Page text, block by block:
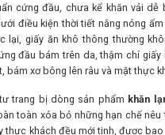
cứng đầu, chưa kể khăn vải dễ
điều kiện thời tiết nắng nóng
lại, giấy ăn khô thông thường
đầu bám trên da, thậm chí giấy
bám xơ bông lên râu và mặt thực
trang bị dòng sản phẩm khăn
toàn xóa bỏ những hạn chế nêu
thực khách đều mới tinh, được